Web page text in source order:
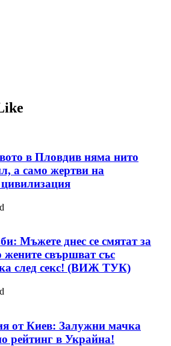
в Пловдив няма нито
а само жертви на
Мъжете днес се смятат за
жените свършват със
след секс! (ВИЖ ТУК)
от Киев: Залужни мачка
рейтинг в Украйна!